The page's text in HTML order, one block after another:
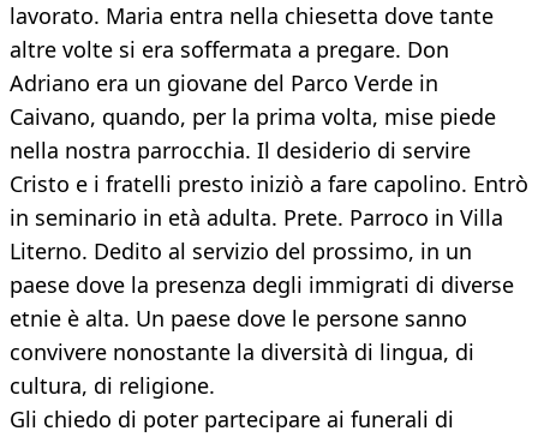
lavorato. Maria entra nella chiesetta dove tante
altre volte si era soffermata a pregare. Don
Adriano era un giovane del Parco Verde in
Caivano, quando, per la prima volta, mise piede
nella nostra parrocchia. Il desiderio di servire
Cristo e i fratelli presto iniziò a fare capolino. Entrò
in seminario in età adulta. Prete. Parroco in Villa
Literno. Dedito al servizio del prossimo, in un
paese dove la presenza degli immigrati di diverse
etnie è alta. Un paese dove le persone sanno
convivere nonostante la diversità di lingua, di
cultura, di religione.
Gli chiedo di poter partecipare ai funerali di